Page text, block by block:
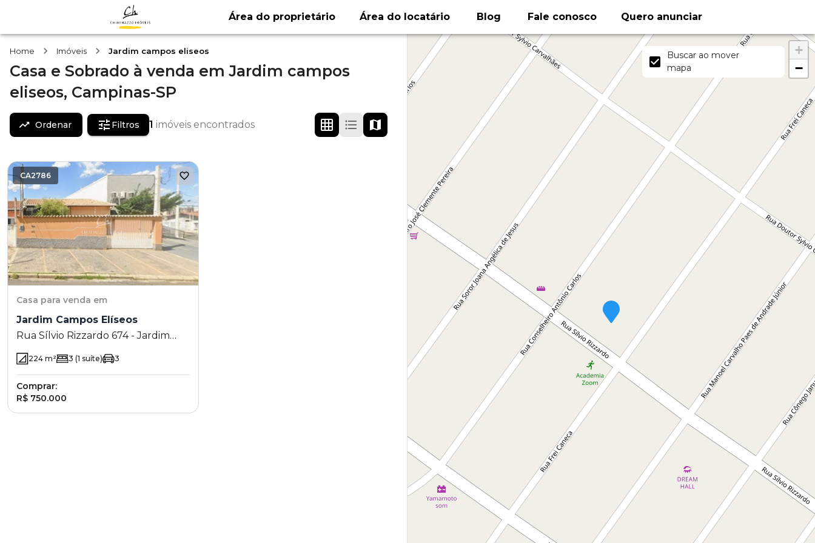
Área do proprietário Área do locatário Blog Fale conosco Quero anunciar
Home Imóveis Jardim campos eliseos
Casa e Sobrado à venda emJardim campos
eliseos, Campinas-SP
Ordenar Filtros 1 imóveis encontrados
CA2786
Casa para venda em
Jardim Campos Elíseos
Rua Sílvio Rizzardo 674 - Jardim
224 m² 3 (1 suíte) 3
Comprar:
R$ 750.000
+
−
Buscar ao mover
mapa